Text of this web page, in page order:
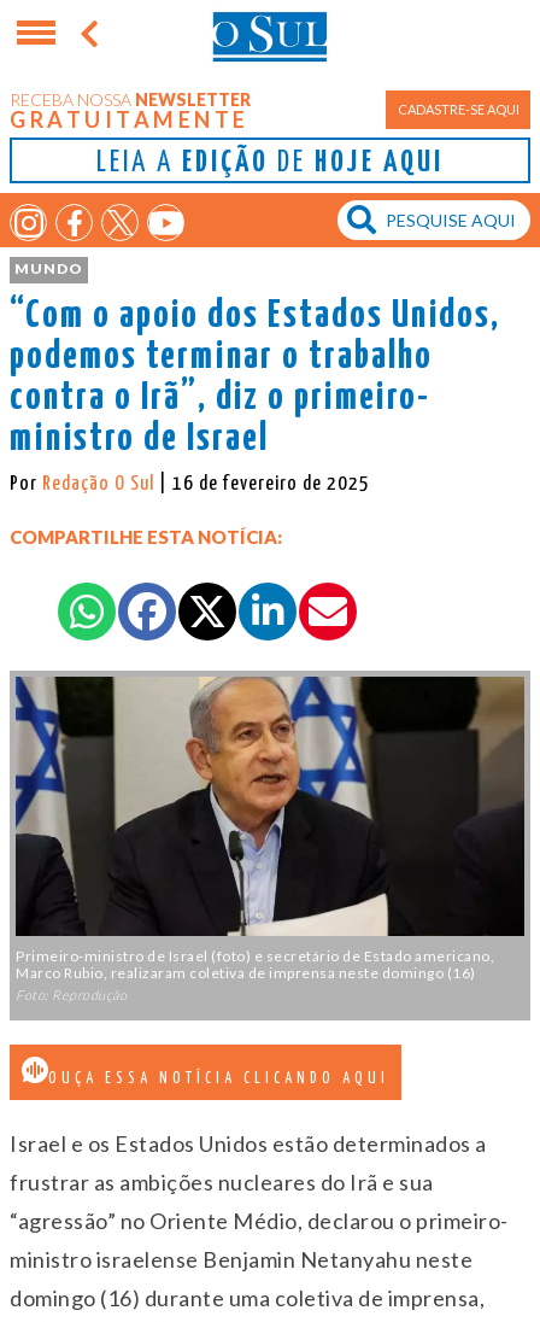
RECEBA NOSSA NEWSLETTER
GRATUITAMENTE CADASTRE-SE AQUI
LEIA A EDIÇÃO DE HOJE AQUI
MUNDO
“Com o apoio dos Estados Unidos,
podemos terminar o trabalho
contra o Irã”, diz o primeiro-
ministro de Israel
Por Redação O Sul | 16 de fevereiro de 2025
COMPARTILHE ESTA NOTÍCIA:
Primeiro-ministro de Israel (foto) e secretário de Estado americano,
Marco Rubio, realizaram coletiva de imprensa neste domingo (16)
Foto: Reprodução
OUÇA ESSA NOTÍCIA CLICANDO AQUI
Israel e os Estados Unidos estão determinados a
frustrar as ambições nucleares do Irã e sua
“agressão” no Oriente Médio, declarou o primeiro-
ministro israelense Benjamin Netanyahu neste
domingo (16) durante uma coletiva de imprensa,